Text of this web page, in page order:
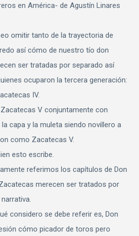
en América- de Agustín Linares
omitir tanto de la trayectoria de
así cómo de nuestro tío don
ser tratadas por separado así
ocuparon la tercera generación:
IV.
V conjuntamente con
capa y la muleta siendo novillero a
como Zacatecas V.
esto escribe.
referimos los capítulos de Don
merecen ser tratados por
considero se debe referir es, Don
cómo picador de toros pero